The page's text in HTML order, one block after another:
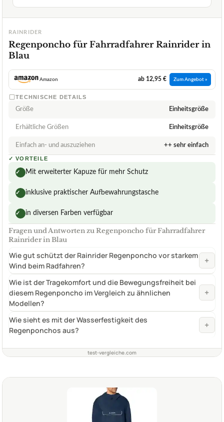
RAINRIDER
Regenponcho für Fahrradfahrer Rainrider in
Blau
Amazon ab 12,95 € Zum Angebot »
TECHNISCHE DETAILS
Größe Einheitsgröße
Erhältliche Größen Einheitsgröße
Einfach an- und auszuziehen ++ sehr einfach
✓ VORTEILE
✓ Mit erweiterter Kapuze für mehr Schutz
✓ inklusive praktischer Aufbewahrungstasche
✓ in diversen Farben verfügbar
Fragen und Antworten zu Regenponcho für Fahrradfahrer
Rainrider in Blau
Wie gut schützt der Rainrider Regenponcho vor starkem
Wind beim Radfahren?
+
Wie ist der Tragekomfort und die Bewegungsfreiheit bei
diesem Regenponcho im Vergleich zu ähnlichen
Modellen?
+
Wie sieht es mit der Wasserfestigkeit des
Regenponchos aus?
+
test-vergleiche.com